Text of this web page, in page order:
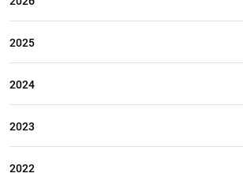
2025
2024
2023
2022